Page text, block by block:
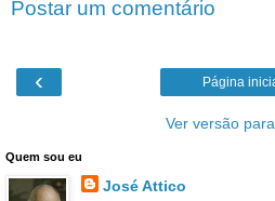
Postar um comentário
‹ Página
Ver versão
Quem sou eu
José Attico